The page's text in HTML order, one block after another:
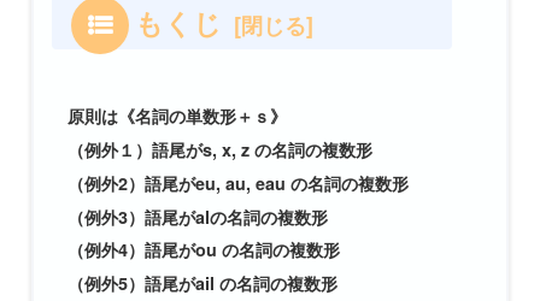
もくじ
原則は《名詞の単数形＋ｓ》
（例外１）語尾がs, x, z の名詞の複数形
（例外2）語尾がeu, au, eau の名詞の複数形
（例外3）語尾がalの名詞の複数形
（例外4）語尾がou の名詞の複数形
（例外5）語尾がail の名詞の複数形